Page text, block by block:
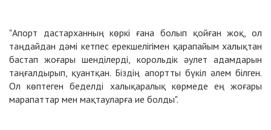
"Апорт дастарханның көркі ғана болып қойған жоқ, ол
таңдайдан дәмі кетпес ерекшелігімен қарапайым халықтан
бастап жоғары шенділерді, корольдік әулет адамдарын
таңғалдырып, қуантқан. Біздің апортты бүкіл әлем білген.
Ол көптеген беделді халықаралық көрмеде ең жоғары
марапаттар мен мақтауларға ие болды".